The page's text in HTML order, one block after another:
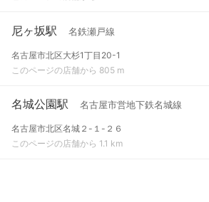
尼ヶ坂駅 名鉄瀬戸線
名古屋市北区大杉1丁目20-1
このページの店舗から 805 m
名城公園駅 名古屋市営地下鉄名城線
名古屋市北区名城２-１-２６
このページの店舗から 1.1 km